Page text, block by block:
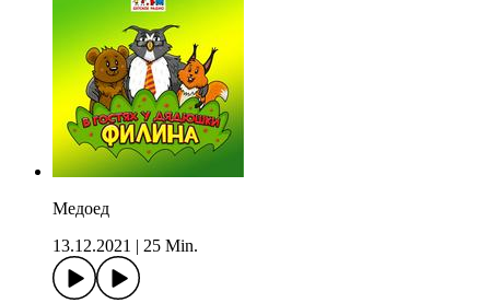
Медоед
13.12.2021
25 Min.